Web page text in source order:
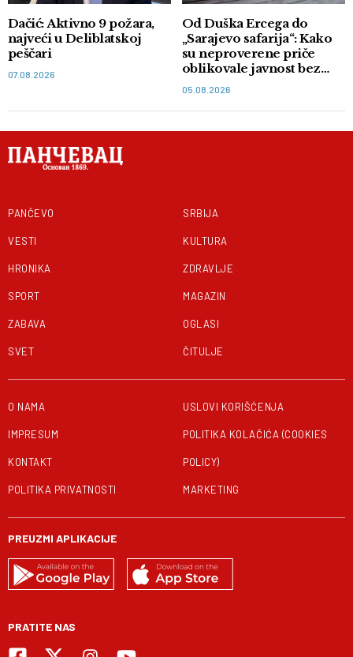
Dačić: Aktivno 9 požara,
najveći u Deliblatskoj
peščari
07.08.2026
Od Duška Ercega do
„Sarajevo safarija“: Kako
su neproverene priče
oblikovale javnost bez
05.08.2026
PANČEVO
VESTI
HRONIKA
SPORT
ZABAVA
SVET
SRBIJA
KULTURA
ZDRAVLJE
MAGAZIN
OGLASI
ČITULJE
O NAMA
IMPRESUM
KONTAKT
POLITIKA PRIVATNOSTI
USLOVI KORIŠĆENJA
POLITIKA KOLAČIĆA (COOKIES
POLICY)
MARKETING
PREUZMI APLIKACIJE
PRATITE NAS